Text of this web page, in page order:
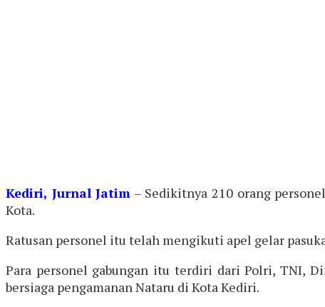
Kediri, Jurnal Jatim – Sedikitnya 210 orang
Kota.
Ratusan personel itu telah mengikuti apel gelar
Para personel gabungan itu terdiri dari Polri, TNI,
bersiaga pengamanan Nataru di Kota Kediri.